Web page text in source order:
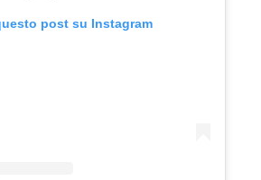
post su Instagram